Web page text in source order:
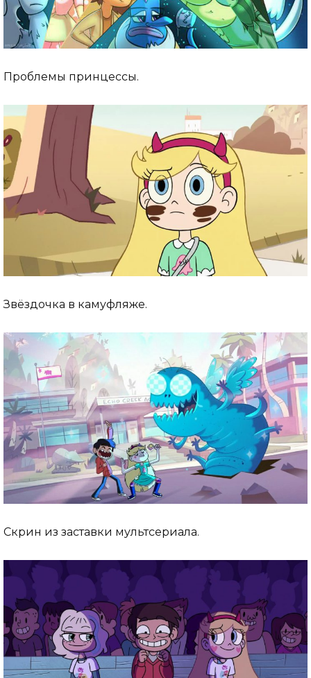
Проблемы принцессы.
Звёздочка в камуфляже.
Скрин из заставки мультсериала.